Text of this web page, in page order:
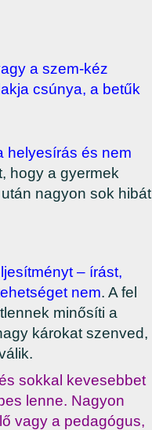
a szem-kéz
csúnya, a betűk
helyesírás és nem
hogy a gyermek
nagyon sok hibát
– írást,
nem. A fel
minősíti a
károkat szenved,
sokkal kevesebbet
lenne. Nagyon
vagy a pedagógus,